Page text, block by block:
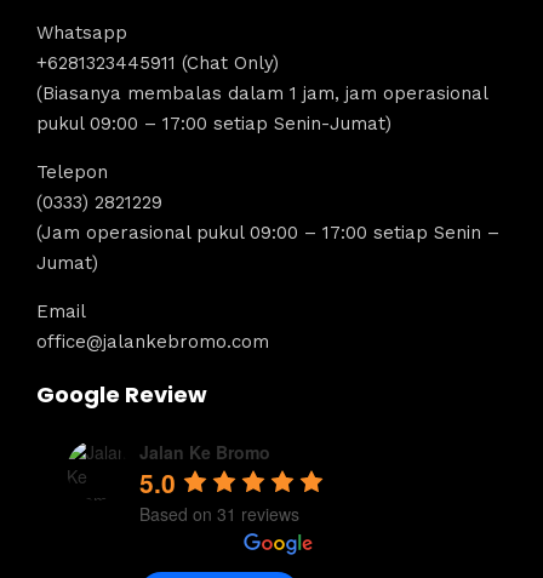
Whatsapp
+6281323445911 (Chat Only)
(Biasanya membalas dalam 1 jam, jam operasional
pukul 09:00 – 17:00 setiap Senin-Jumat)
Telepon
(0333) 2821229
(Jam operasional pukul 09:00 – 17:00 setiap Senin –
Jumat)
Email
office@jalankebromo.com
Google Review
Jalan Ke Bromo
5.0
Based on 31 reviews